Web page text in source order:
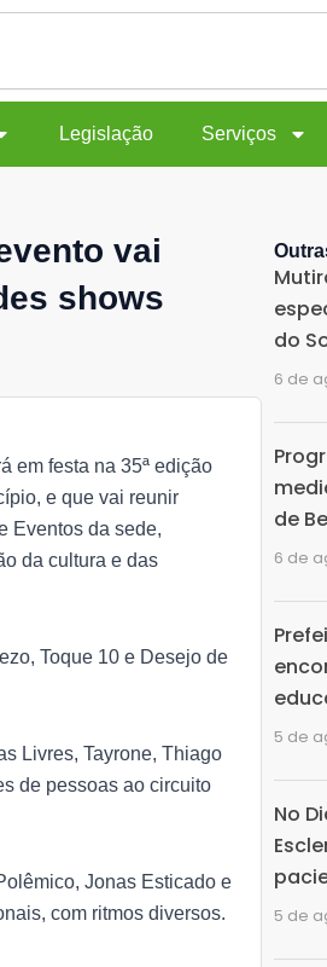
Legislação Serviços
vai
shows
em festa na 35ª edição
e que vai reunir
Eventos da sede,
da cultura e das
Toque 10 e Desejo de
Livres, Tayrone, Thiago
de pessoas ao circuito
Jonas Esticado e
com ritmos diversos.
do
6 de
de
6 de
5 de
No
5 de